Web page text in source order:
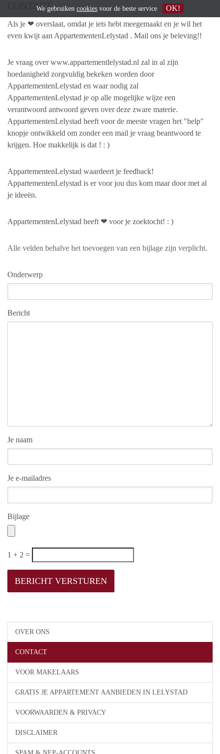
OVER ONS
CONTACT
VOOR MAKELAARS
GRATIS JE APPARTEMENT AANBIEDEN IN LELYSTAD
VOORWAARDEN & PRIVACY
DISCLAIMER
CONTACT
Als je ❤ overslaat, omdat je iets hebt meegemaakt en je wil het
even kwijt aan AppartementenLelystad . Mail ons je beleving!!
Je vraag over www.appartementlelystad.nl zal in al zijn
hoedanigheid zorgvuldig bekeken worden door
AppartementenLelystad en waar nodig zal
AppartementenLelystad je op alle mogelijke wijze een
verantwoord antwoord geven over deze zware materie.
AppartementenLelystad heeft voor de meeste vragen het "help"
knopje ontwikkeld om zonder een mail je vraag beantwoord te
krijgen. Hoe makkelijk is dat ! : )
AppartementenLelystad waardeert je feedback!
AppartementenLelystad is er voor jou dus kom maar door met al
je ideeën.
AppartementenLelystad heeft ❤ voor je zoektocht! : )
Alle velden behalve het toevoegen van een bijlage zijn verplicht.
Onderwerp
Bericht
Je naam
Je e-mailadres
Bijlage
1 + 2 =
We gebruiken cookies voor de beste service OK!